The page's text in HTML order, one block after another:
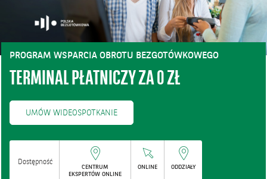
PROGRAM WSPARCIA OBROTU BEZGOTÓWKOWEGO
TERMINAL PŁATNICZY ZA 0 ZŁ
UMÓW WIDEOSPOTKANIE
Dostępność
CENTRUM
EKSPERTÓW ONLINE
ONLINE ODDZIAŁY